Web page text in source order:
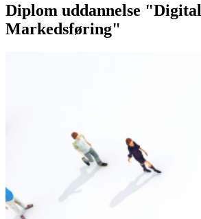
Diplom uddannelse "Digital
Markedsføring"